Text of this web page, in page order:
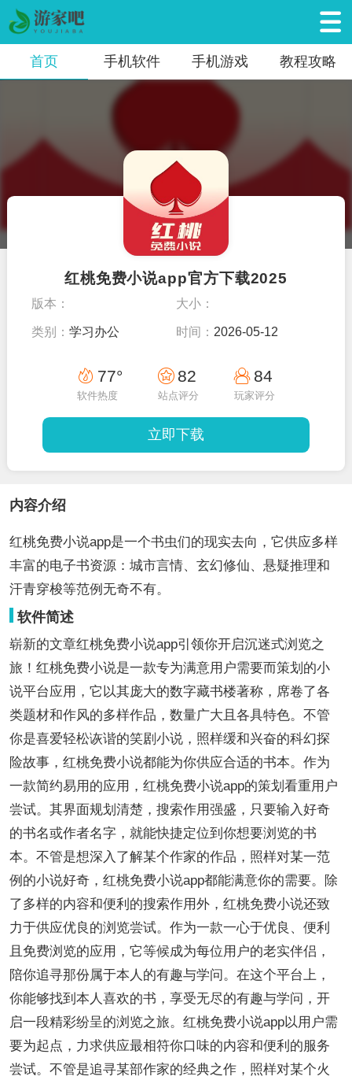
首页 手机软件 手机游戏 教程攻略
红桃免费小说app官方下载2025
版本： 大小：
类别：学习办公 时间： 2026-05-12
77°
软件热度
82
站点评分
84
玩家评分
立即下载
内容介绍
红桃免费小说app是一个书虫们的现实去向，它供应多样
丰富的电子书资源：城市言情、玄幻修仙、悬疑推理和
汗青穿梭等范例无奇不有。
软件简述
崭新的文章红桃免费小说app引领你开启沉迷式浏览之
旅！红桃免费小说是一款专为满意用户需要而策划的小
说平台应用，它以其庞大的数字藏书楼著称，席卷了各
类题材和作风的多样作品，数量广大且各具特色。不管
你是喜爱轻松诙谐的笑剧小说，照样缓和兴奋的科幻探
险故事，红桃免费小说都能为你供应合适的书本。作为
一款简约易用的应用，红桃免费小说app的策划看重用户
尝试。其界面规划清楚，搜索作用强盛，只要输入好奇
的书名或作者名字，就能快捷定位到你想要浏览的书
本。不管是想深入了解某个作家的作品，照样对某一范
例的小说好奇，红桃免费小说app都能满意你的需要。除
了多样的内容和便利的搜索作用外，红桃免费小说还致
力于供应优良的浏览尝试。作为一款一心于优良、便利
且免费浏览的应用，它等候成为每位用户的老实伴侣，
陪你追寻那份属于本人的有趣与学问。在这个平台上，
你能够找到本人喜欢的书，享受无尽的有趣与学问，开
启一段精彩纷呈的浏览之旅。红桃免费小说app以用户需
要为起点，力求供应最相符你口味的内容和便利的服务
尝试。不管是追寻某部作家的经典之作，照样对某个火